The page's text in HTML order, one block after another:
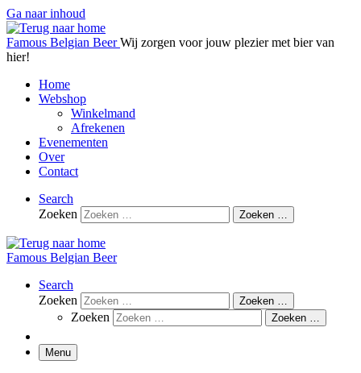
Ga naar inhoud
Famous Belgian Beer Wij zorgen voor jouw plezier met bier van
hier!
Home
Webshop
Winkelmand
Afrekenen
Evenementen
Over
Contact
Search
Zoeken
Zoeken …
Famous Belgian Beer
Search
Zoeken
Zoeken …
Zoeken Zoeken …
Menu